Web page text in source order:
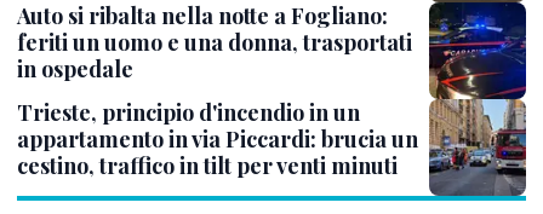
Auto si ribalta nella notte a Fogliano:
feriti un uomo e una donna, trasportati
in ospedale
Trieste, principio d'incendio in un
appartamento in via Piccardi: brucia un
cestino, traffico in tilt per venti minuti